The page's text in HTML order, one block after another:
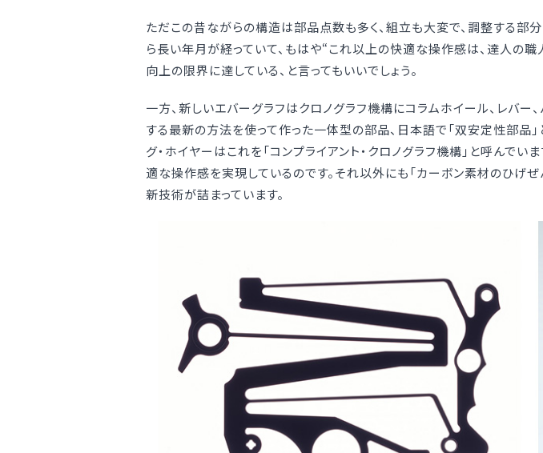
ただこの昔ながらの構造は部品点数も多く、組立も大変で、調整する部
ら長い年月が経っていて、もはや“これ以上の快適な操作感は、達人の
向上の限界に達している、と言ってもいいでしょう。
一方、新しいエバーグラフはクロノグラフ機構にコラムホイール、レバ
する最新の方法を使って作った一体型の部品、日本語で「双安定性部品
グ・ホイヤーはこれを「コンプライアント・クロノグラフ機構」と呼んで
適な操作感を実現しているのです。それ以外にも「カーボン素材のひげ
新技術が詰まっています。